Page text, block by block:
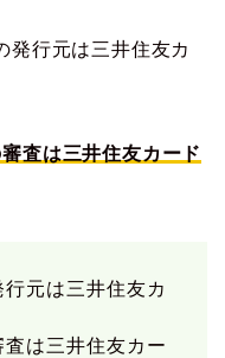
発行元は三井住友カ
査は三井住友カード
元は三井住友カ
は三井住友カー